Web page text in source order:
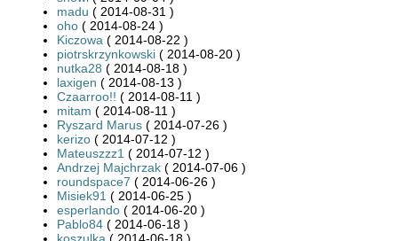
madu ( 2014-08-31 )
oho ( 2014-08-24 )
Kiczowa ( 2014-08-22 )
piotrskrzynkowski ( 2014-08-20 )
nutka28 ( 2014-08-18 )
laxigen ( 2014-08-13 )
Czaarroo!! ( 2014-08-11 )
mitam ( 2014-08-11 )
Ryszard Marus ( 2014-07-26 )
kerizo ( 2014-07-12 )
Mateuszzz1 ( 2014-07-12 )
Andrzej Majchrzak ( 2014-07-06 )
roundspace7 ( 2014-06-26 )
Misiek91 ( 2014-06-25 )
esperlando ( 2014-06-20 )
Pablo84 ( 2014-06-18 )
koszulka ( 2014-06-18 )